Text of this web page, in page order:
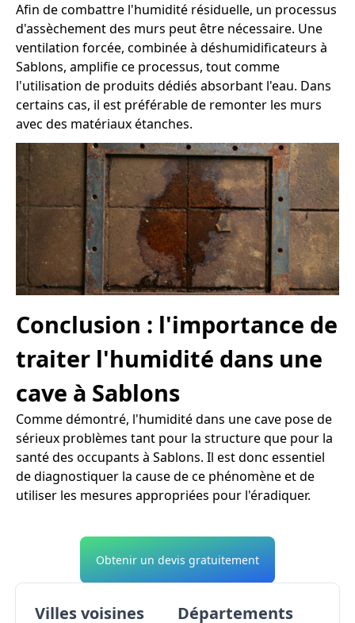
Afin de combattre l'humidité résiduelle, un processus
d'assèchement des murs peut être nécessaire. Une
ventilation forcée, combinée à déshumidificateurs à
Sablons, amplifie ce processus, tout comme
l'utilisation de produits dédiés absorbant l'eau. Dans
certains cas, il est préférable de remonter les murs
avec des matériaux étanches.
Conclusion : l'importance de
traiter l'humidité dans une
cave à Sablons
Comme démontré, l'humidité dans une cave pose de
sérieux problèmes tant pour la structure que pour la
santé des occupants à Sablons. Il est donc essentiel
de diagnostiquer la cause de ce phénomène et de
utiliser les mesures appropriées pour l'éradiquer.
Obtenir un devis gratuitement
Villes voisines Départements